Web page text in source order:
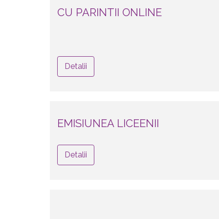
CU PARINTII ONLINE
Detalii
EMISIUNEA LICEENII
Detalii